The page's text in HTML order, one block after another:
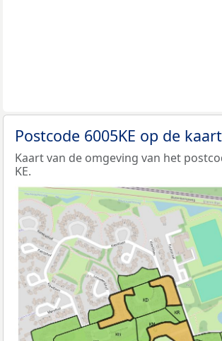
Postcode 6005KE op de kaart
Kaart van de omgeving van het
KE.